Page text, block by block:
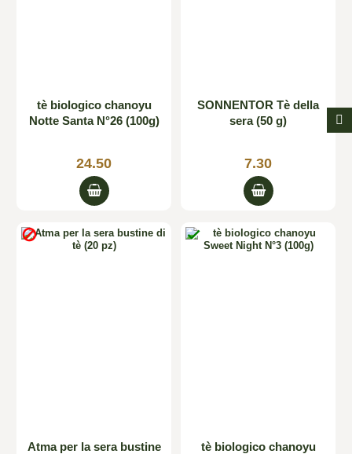
tè biologico chanoyu
Notte Santa N°26 (100g)
24.50
SONNENTOR Tè della
sera (50 g)
7.30

Atma per la sera bustine

tè biologico chanoyu